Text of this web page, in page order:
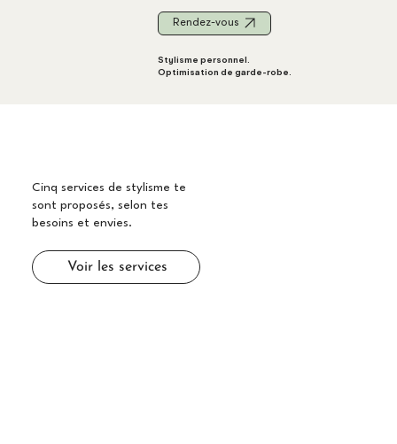
Stylisme personnel.
Optimisation de garde-robe.
Rendez-vous
Cinq services de stylisme te
sont proposés, selon tes
besoins et envies.
Voir les services